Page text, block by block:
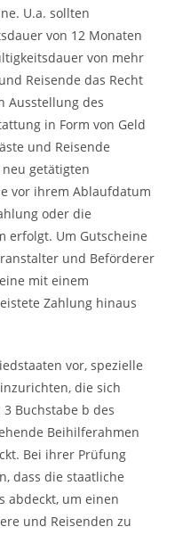
U.a. sollten
von 12 Monaten
von mehr
Reisende das Recht
Ausstellung des
in Form von Geld
und Reisende
getätigten
vor ihrem Ablaufdatum
oder die
erfolgt. Um Gutscheine
und Beförderer
mit einem
Zahlung hinaus
vor, spezielle
die sich
Buchstabe b des
Beihilferahmen
Bei ihrer Prüfung
dass die staatliche
abdeckt, um einen
und Reisenden zu